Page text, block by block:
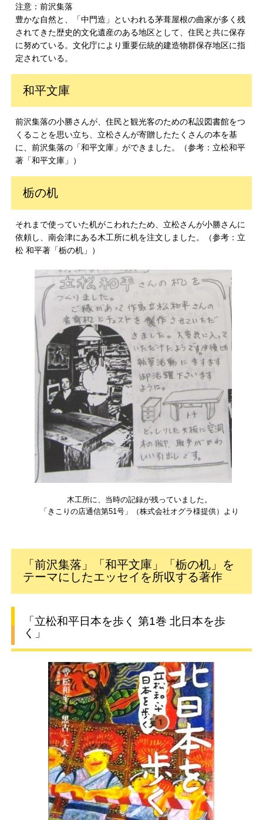
注意：前沢集落
豊かな自然と、「中門造」といわれる茅葺屋根の曲家が多く残
されてきた歴史的文化遺産のある地区として、住民と共に保存
に努めている。文化庁により重要伝統的建造物群保存地区に指
定されている。
和平文庫
前沢集落の小勝さんが、住民と観光客のための私設図書館をつ
くることを思い立ち、立松さんが寄贈したたくさんの本を基
に、前沢集落の「和平文庫」ができました。（参考：立松和平
著「和平文庫」）
栃の机
それまで使っていた机がこわれたため、立松さんが小勝さんに
依頼し、南会津にある木工所に机を注文しました。（参考：立
松 和平著「栃の机」）
木工所に、当時の記録が残っていました。
「きこりの店通信第51号」（株式会社オグラ様提供）より
「前沢集落」「和平文庫」「栃の机」を
テーマにしたエッセイを所収する著作
「立松和平日本を歩く 第1巻 北日本を歩
く」